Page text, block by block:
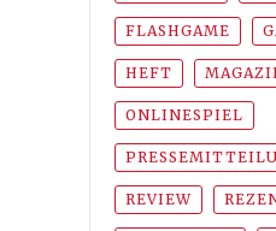
FLASHGAME
HEFT
ONLINESPIEL
REVIEW